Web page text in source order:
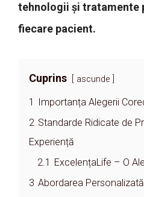
tehnologii și tratamente
fiecare pacient.
Cuprins ascunde
1
Importanța Alegerii
2 Standarde Ridicate de
Experiență
2.1
ExcelențaLife – O
3 Abordarea Personalizată